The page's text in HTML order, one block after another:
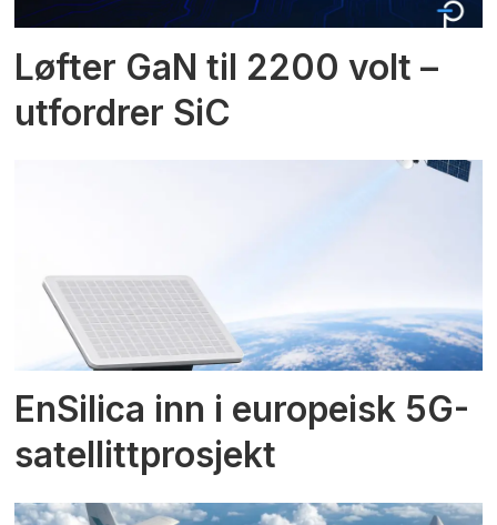
Løfter GaN til 2200 volt –
utfordrer SiC
EnSilica inn i europeisk 5G-
satellittprosjekt